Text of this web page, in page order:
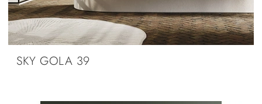
SKY GOLA 39